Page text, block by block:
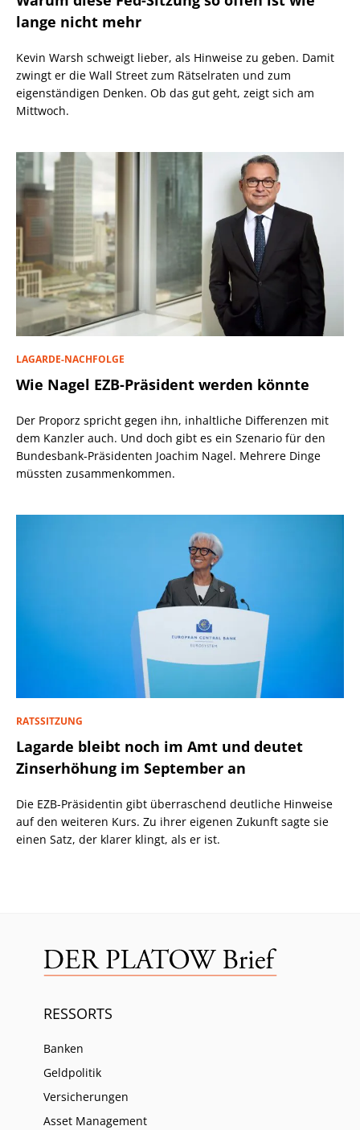
lange nicht mehr
Kevin Warsh schweigt lieber, als Hinweise zu geben. Damit
zwingt er die Wall Street zum Rätselraten und zum
eigenständigen Denken. Ob das gut geht, zeigt sich am
Mittwoch.
LAGARDE-NACHFOLGE
Wie Nagel EZB-Präsident werden könnte
Der Proporz spricht gegen ihn, inhaltliche Differenzen mit
dem Kanzler auch. Und doch gibt es ein Szenario für den
Bundesbank-Präsidenten Joachim Nagel. Mehrere Dinge
müssten zusammenkommen.
RATSSITZUNG
Lagarde bleibt noch im Amt und deutet
Zinserhöhung im September an
Die EZB-Präsidentin gibt überraschend deutliche Hinweise
auf den weiteren Kurs. Zu ihrer eigenen Zukunft sagte sie
einen Satz, der klarer klingt, als er ist.
RESSORTS
Banken
Geldpolitik
Versicherungen
Asset Management